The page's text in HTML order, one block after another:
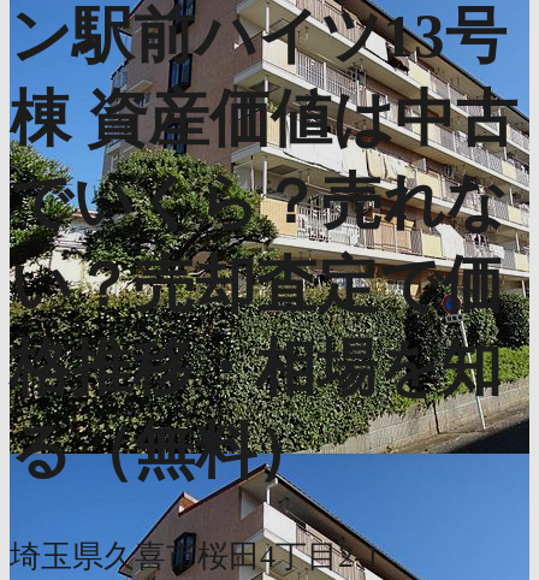
ン駅前ハイツ13号
棟 資産価値は中古
でいくら？売れな
い？売却査定で価
格推移・相場を知
る（無料）
埼玉県久喜市桜田4丁目2-1